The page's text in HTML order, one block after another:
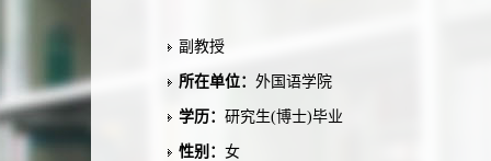
副教授
所在单位： 外国语学院
学历： 研究生(博士)毕业
性别： 女